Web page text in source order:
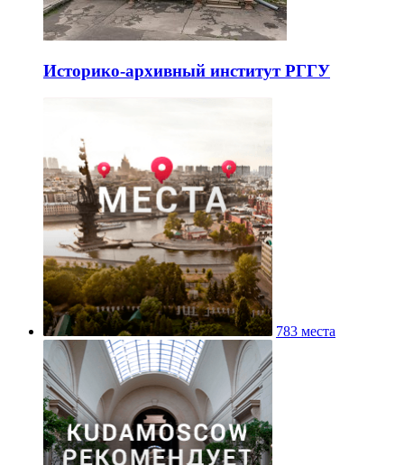
Историко-архивный институт РГГУ
783 места